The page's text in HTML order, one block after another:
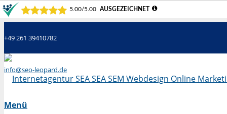
+49 261 39410782
info@seo-leopard.de
Menü